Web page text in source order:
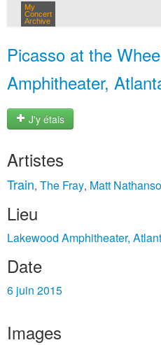
My
Concert
Archive
Picasso at the
Amphitheater,
J'y étais
Artistes
Train, The Fray, Matt
Lieu
Lakewood Amphitheater,
Date
6 juin 2015
Images